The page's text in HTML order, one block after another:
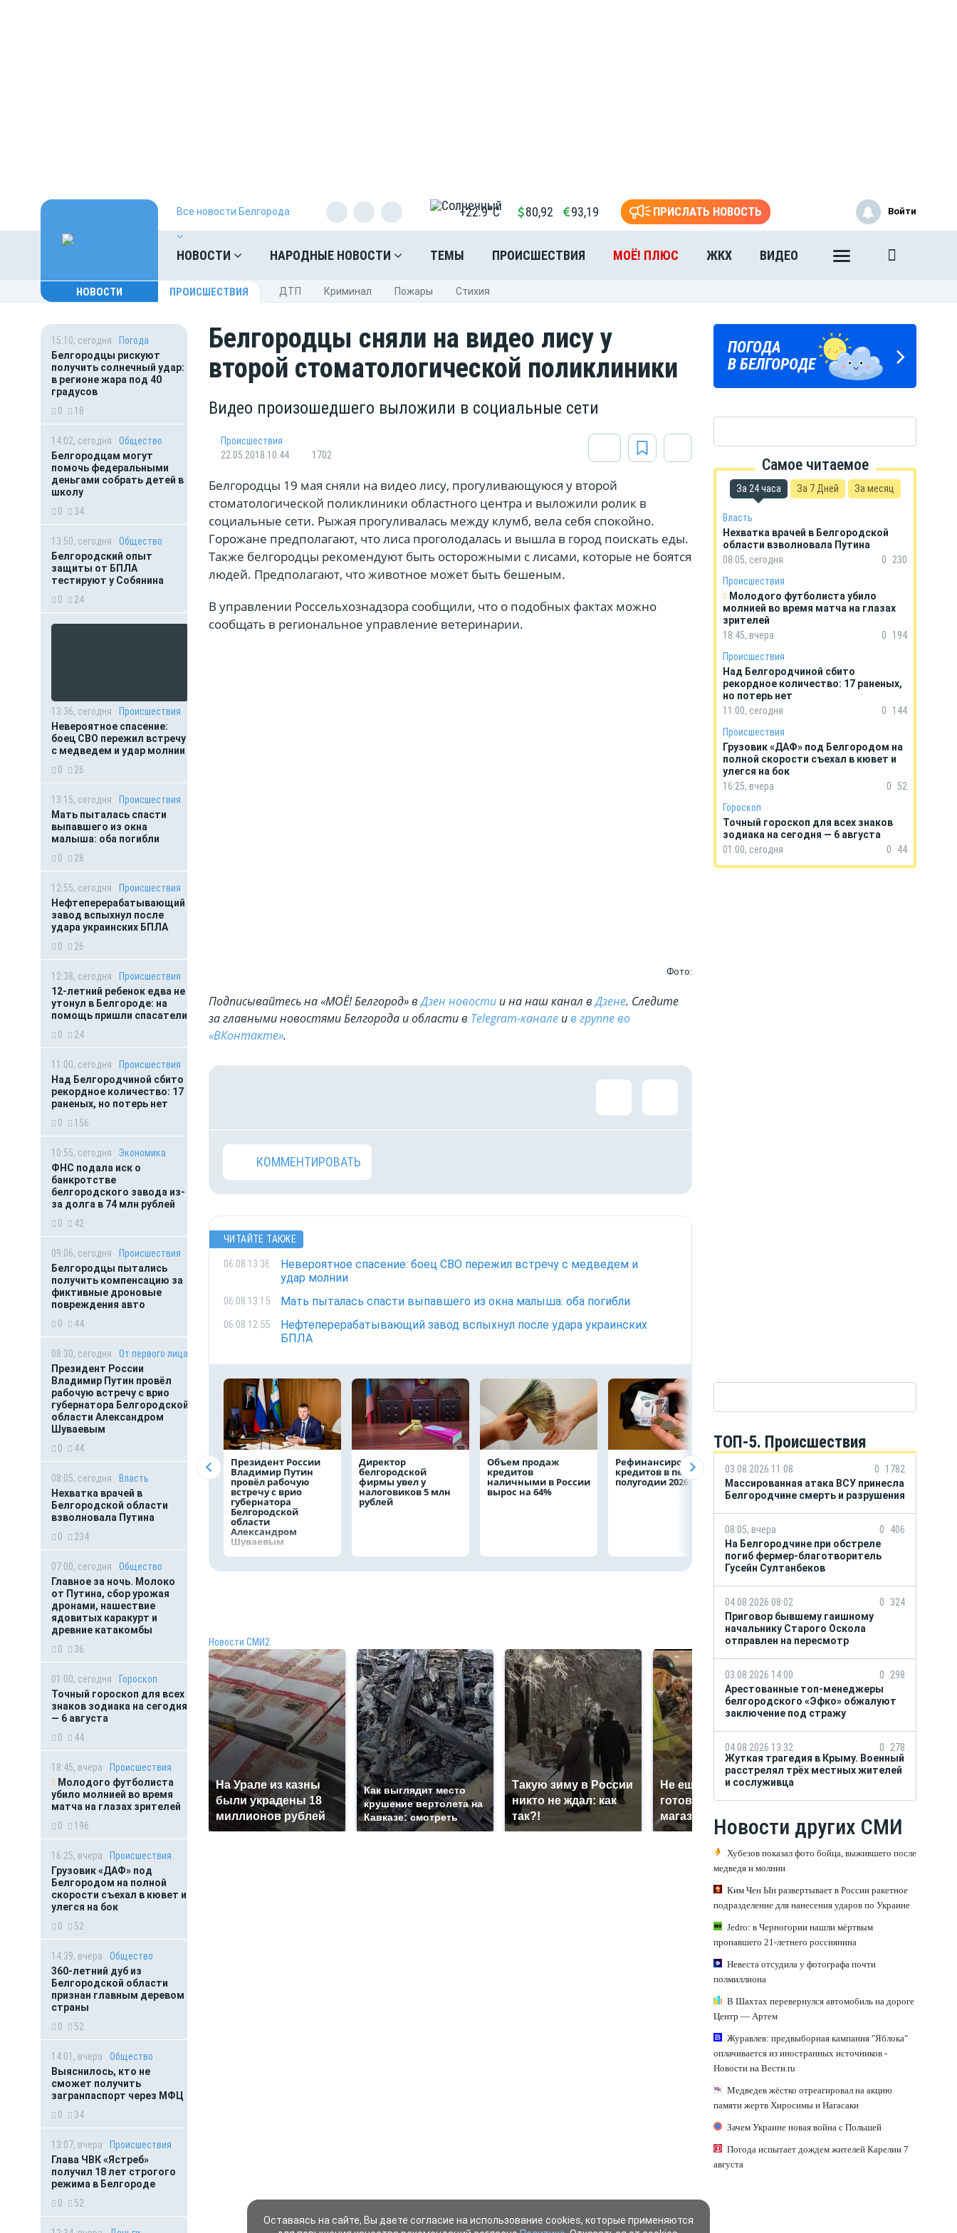
Все новости Белгорода +22.9°C 80,92 93,19 ПРИСЛАТЬ НОВОСТЬ
НОВОСТИ НАРОДНЫЕ НОВОСТИ ТЕМЫ ПРОИСШЕСТВИЯ МОЁ! ПЛЮС ЖКХ ВИДЕО
Войти
НОВОСТИ ПРОИСШЕСТВИЯ ДТП Криминал Пожары Стихия
15:10, сегодня
Погода
Белгородцы рискуют
получить солнечный удар:
в регионе жара под 40
градусов
0
18
14:02, сегодня
Общество
Белгородцам могут
помочь федеральными
деньгами собрать детей в
школу
0
34
13:50, сегодня
Общество
Белгородский опыт
защиты от БПЛА
тестируют у Собянина
0
24
13:36, сегодня
Происшествия
Невероятное спасение:
боец СВО пережил встречу
с медведем и удар молнии
0
26
13:15, сегодня
Происшествия
Мать пыталась спасти
выпавшего из окна
малыша: оба погибли
0
28
12:55, сегодня
Происшествия
Нефтеперерабатывающий
завод вспыхнул после
удара украинских БПЛА
0
26
12:38, сегодня
Происшествия
12-летний ребенок едва не
утонул в Белгороде: на
помощь пришли спасатели
0
24
11:00, сегодня
Происшествия
Над Белгородчиной сбито
рекордное количество: 17
раненых, но потерь нет
0
156
10:55, сегодня
Экономика
ФНС подала иск о
банкротстве
белгородского завода из-
за долга в 74 млн рублей
0
42
09:06, сегодня
Происшествия
Белгородцы пытались
получить компенсацию за
фиктивные дроновые
повреждения авто
0
44
08:30, сегодня
От первого лица
Президент России
Владимир Путин провёл
рабочую встречу с врио
губернатора Белгородской
области Александром
Шуваевым
0
44
08:05, сегодня
Власть
Нехватка врачей в
Белгородской области
взволновала Путина
0
234
07:00, сегодня
Общество
Главное за ночь. Молоко
от Путина, сбор урожая
дронами, нашествие
ядовитых каракурт и
древние катакомбы
0
36
01:00, сегодня
Гороскоп
Точный гороскоп для всех
знаков зодиака на сегодня
— 6 августа
0
44
18:45, вчера
Происшествия
Молодого футболиста
убило молнией во время
матча на глазах зрителей
0
196
16:25, вчера
Происшествия
Грузовик «ДАФ» под
Белгородом на полной
скорости съехал в кювет и
улегся на бок
0
52
14:39, вчера
Общество
360-летний дуб из
Белгородской области
признан главным деревом
страны
0
52
14:01, вчера
Общество
Выяснилось, кто не
сможет получить
загранпаспорт через МФЦ
0
34
13:07, вчера
Происшествия
Глава ЧВК «Ястреб»
получил 18 лет строгого
режима в Белгороде
0
52
Белгородцы сняли на видео лису у
второй стоматологической поликлиники
Видео произошедшего выложили в социальные сети
Происшествия
22.05.2018 10:44
1702
Белгородцы 19 мая сняли на видео лису, прогуливающуюся у второй
стоматологической поликлиники областного центра и выложили ролик в
социальные сети. Рыжая прогуливалась между клумб, вела себя спокойно.
Горожане предполагают, что лиса проголодалась и вышла в город поискать еды.
Также белгородцы рекомендуют быть осторожными с лисами, которые не боятся
людей. Предполагают, что животное может быть бешеным.
В управлении Россельхознадзора сообщили, что о подобных фактах можно
сообщать в региональное управление ветеринарии.
Фото:
Подписывайтесь на «МОЁ! Белгород» вДзен новости и на наш канал вДзене. Cледите
за главными новостями Белгорода и области в Telegram-канале ив группе во
«ВКонтакте».
КОММЕНТИРОВАТЬ
ЧИТАЙТЕ ТАКЖЕ
06.08 13:36
Невероятное спасение: боец СВО пережил встречу с медведем и
удар молнии
06.08 13:15 Мать пыталась спасти выпавшего из окна малыша: оба погибли
06.08 12:55
Нефтеперерабатывающий завод вспыхнул после удара украинских
БПЛА
Президент России
Владимир Путин
провёл рабочую
встречу с врио
губернатора
Белгородской
области
Александром
Шуваевым
Директор
белгородской
фирмы увел у
налоговиков 5 млн
рублей
Объем продаж
кредитов
наличными в России
вырос на 64%
Рефинансирование
кредитов в первом
полугодии 2026 года
Казначейство
требует с
белгородского
водоканала 122,8
млн в пользу ФРТ
Александр
При поддержке
Национального
центра помощи
в Белгородской
области усилили
«БАРС-
Новости СМИ2
На Урале из казны
были украдены 18
миллионов рублей
Как выглядит место
крушение вертолета на
Кавказе: смотреть
Такую зиму в России
никто не ждал: как
так?!
Не ешьте эту
готовую еду из
магазина: список
жестокое убийство
ПОГОДА
В БЕЛГОРОДЕ
ГОРОСКОП
НА КАЖДЫЙ ДЕНЬ
Подпишись
на тг-канал
«МОЁ! Белгород»
Самое читаемое
За 24 часа За 7 Дней За месяц
Власть
Нехватка врачей в Белгородской
области взволновала Путина
08:05, сегодня
0
230
Происшествия
Молодого футболиста убило
молнией во время матча на глазах
зрителей
18:45, вчера
0
194
Происшествия
Над Белгородчиной сбито
рекордное количество: 17 раненых,
но потерь нет
11:00, сегодня
0
144
Происшествия
Грузовик «ДАФ» под Белгородом на
полной скорости съехал в кювет и
улегся на бок
16:25, вчера
0 52
Гороскоп
Точный гороскоп для всех знаков
зодиака на сегодня — 6 августа
01:00, сегодня
0 44
ТОП-5. Происшествия
03.08.2026 11:08 0
1782
Массированная атака ВСУ принесла
Белгородчине смерть и разрушения
08:05, вчера 0
406
На Белгородчине при обстреле
погиб фермер-благотворитель
Гусейн Султанбеков
04.08.2026 08:02 0
324
Приговор бывшему гаишному
начальнику Старого Оскола
отправлен на пересмотр
03.08.2026 14:00 0
298
Арестованные топ-менеджеры
белгородского «Эфко» обжалуют
заключение под стражу
04.08.2026 13:32 0
278
Жуткая трагедия в Крыму. Военный
расстрелял трёх местных жителей
и сослуживца
Новости других СМИ
Хубезов показал фото бойца, выжившего после
медведя и молнии
Ким Чен Ын развертывает в России ракетное
подразделение для нанесения ударов по Украине
Jedro: в Черногории нашли мёртвым
пропавшего 21-летнего россиянина
Невеста отсудила у фотографа почти
полмиллиона
В Шахтах перевернулся автомобиль на дороге
Центр — Артем
Журавлев: предвыборная кампания "Яблока"
оплачивается из иностранных источников -
Новости на Вести.ru
Медведев жёстко отреагировал на акцию
памяти жертв Хиросимы и Нагасаки
Зачем Украине новая война с Польшей
Погода испытает дождем жителей Карелии 7
августа
Оставаясь на сайте, Вы даете согласие на использование cookies, которые применяются